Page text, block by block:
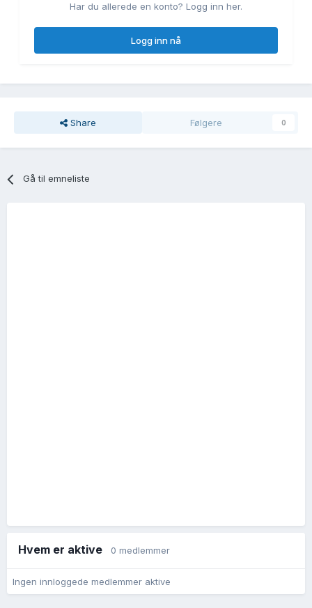
Har du allerede en konto? Logg inn her.
Logg inn nå
Share Følgere 0
Gå til emneliste
Hvem er aktive 0 medlemmer
Ingen innloggede medlemmer aktive